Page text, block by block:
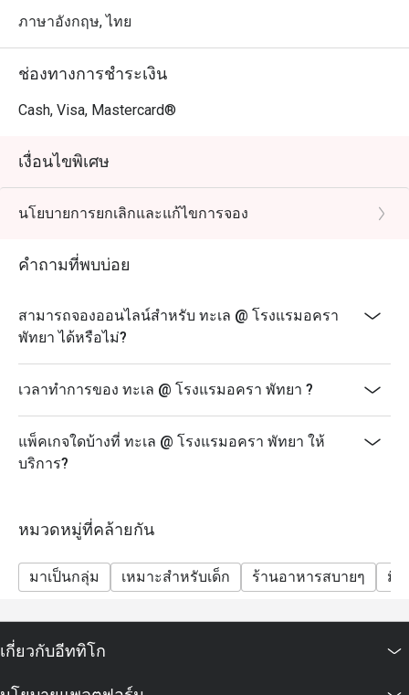
ภาษาอังกฤษ, ไทย
ช่องทางการชำระเงิน
Cash, Visa, Mastercard®
เงื่อนไขพิเศษ
นโยบายการยกเลิกและแก้ไขการจอง
คำถามที่พบบ่อย
สามารถจองออนไลน์สำหรับ ทะเล @ โรงแรมอครา
พัทยา ได้หรือไม่?
เวลาทำการของ ทะเล @ โรงแรมอครา พัทยา ?
แพ็คเกจใดบ้างที่ ทะเล @ โรงแรมอครา พัทยา ให้
บริการ?
หมวดหมู่ที่คล้ายกัน
มาเป็นกลุ่ม เหมาะสำหรับเด็ก ร้านอาหารสบายๆ มื้
เกี่ยวกับอีททิโก